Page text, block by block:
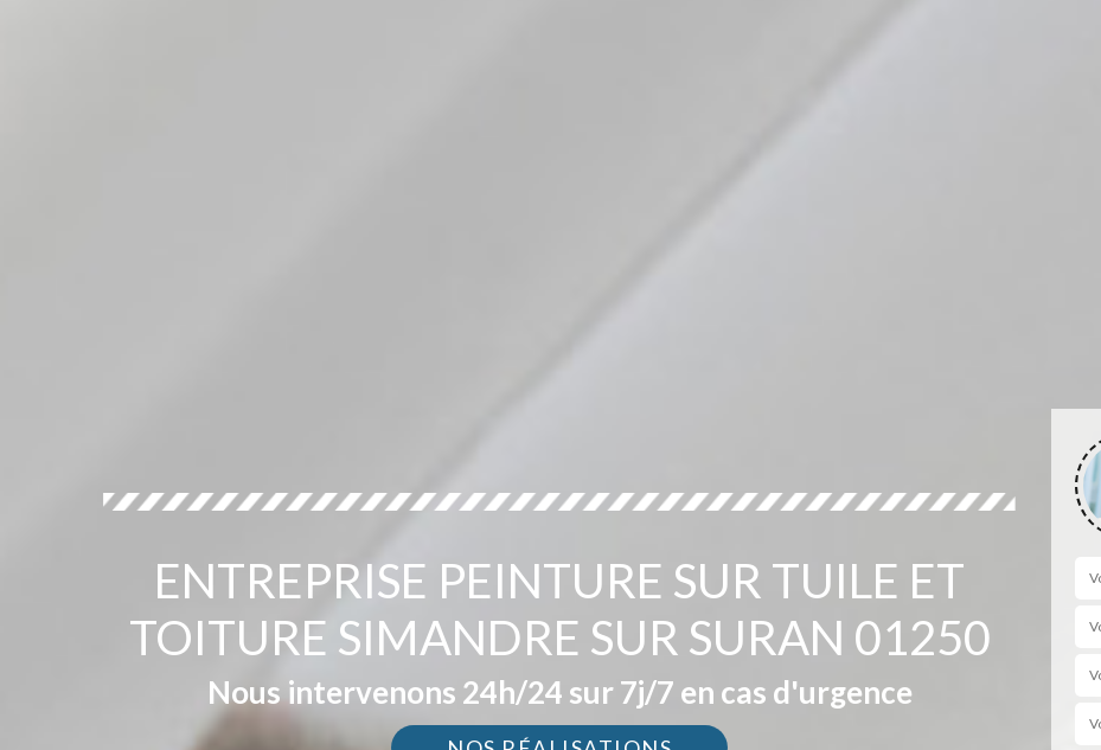
ENTREPRISE PEINTURE SUR TUILE ET
TOITURE SIMANDRE SUR SURAN 01250
Nous intervenons 24h/24 sur 7j/7 en cas d'urgence